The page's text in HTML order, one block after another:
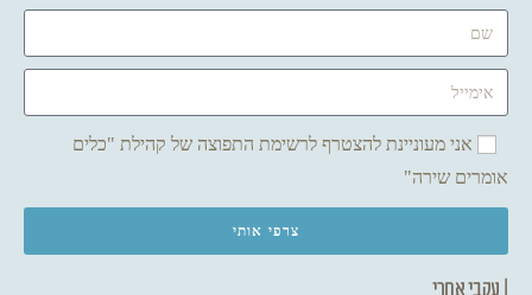
אני מעוניינת להצטרף לרשימת התפוצה של קהילת "כלים
אומרים שירה"
צרפי אותי
| עקבי אחרי